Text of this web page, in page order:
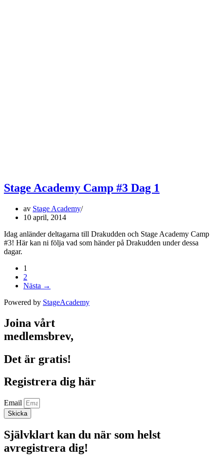
Stage Academy Camp #3 Dag 1
av Stage Academy
10 april, 2014
Idag anländer deltagarna till Drakudden och Stage Academy Camp
#3! Här kan ni följa vad som händer på Drakudden under dessa
dagar.
1
2
Nästa →
Powered by StageAcademy
Joina vårt
medlemsbrev,
Det är gratis!
Registrera dig här
Email
Skicka
Självklart kan du när som helst
avregistrera dig!